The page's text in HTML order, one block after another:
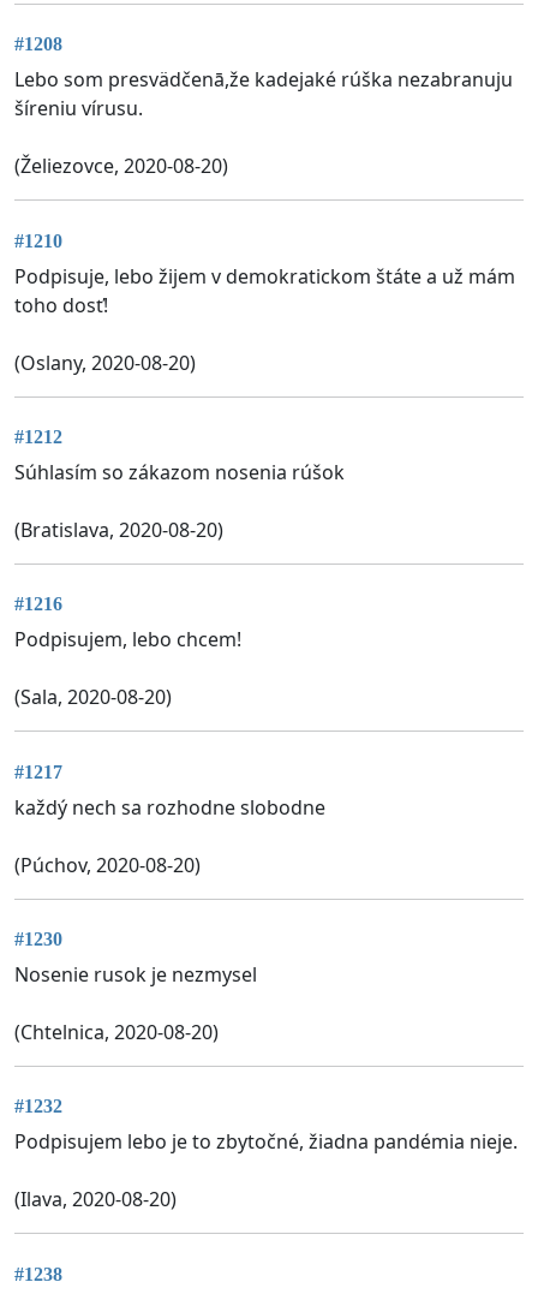
#1208
Lebo som presvädčenā,že kadejaké rúška nezabranuju
šíreniu vírusu.
(Želiezovce, 2020-08-20)
#1210
Podpisuje, lebo žijem v demokratickom štáte a už mám
toho dosť!
(Oslany, 2020-08-20)
#1212
Súhlasím so zákazom nosenia rúšok
(Bratislava, 2020-08-20)
#1216
Podpisujem, lebo chcem!
(Sala, 2020-08-20)
#1217
každý nech sa rozhodne slobodne
(Púchov, 2020-08-20)
#1230
Nosenie rusok je nezmysel
(Chtelnica, 2020-08-20)
#1232
Podpisujem lebo je to zbytočné, žiadna pandémia nieje.
(Ilava, 2020-08-20)
#1238